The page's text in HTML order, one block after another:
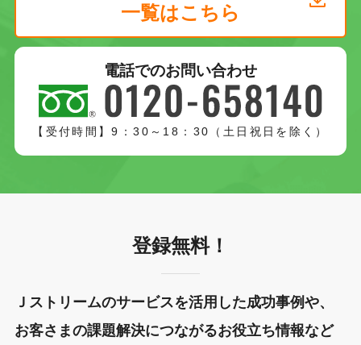
一覧はこちら
電話でのお問い合わせ
【受付時間】9：30～18：30（土日祝日を除く）
登録無料！
Ｊストリームのサービスを活用した成功事例や、
お客さまの課題解決につながるお役立ち情報など